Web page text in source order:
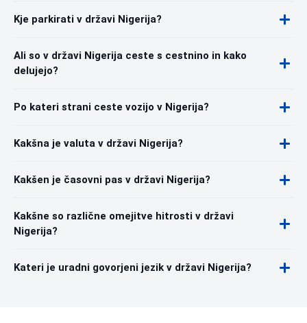
Kje parkirati v državi Nigerija?
Ali so v državi Nigerija ceste s cestnino in kako
delujejo?
Po kateri strani ceste vozijo v Nigerija?
Kakšna je valuta v državi Nigerija?
Kakšen je časovni pas v državi Nigerija?
Kakšne so različne omejitve hitrosti v državi
Nigerija?
Kateri je uradni govorjeni jezik v državi Nigerija?